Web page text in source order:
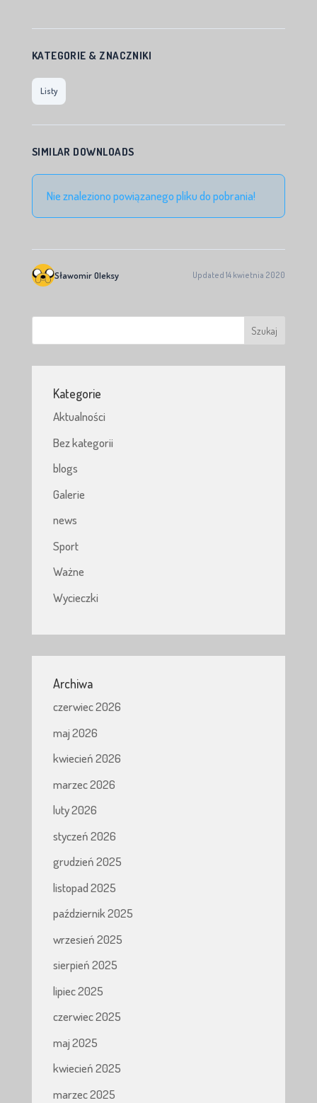
KATEGORIE & ZNACZNIKI
Listy
SIMILAR DOWNLOADS
Nie znaleziono powiązanego pliku do pobrania!
Sławomir Oleksy Updated 14 kwietnia 2020
Kategorie
Aktualności
Bez kategorii
blogs
Galerie
news
Sport
Ważne
Wycieczki
Archiwa
czerwiec 2026
maj 2026
kwiecień 2026
marzec 2026
luty 2026
styczeń 2026
grudzień 2025
listopad 2025
październik 2025
wrzesień 2025
sierpień 2025
lipiec 2025
czerwiec 2025
maj 2025
kwiecień 2025
marzec 2025